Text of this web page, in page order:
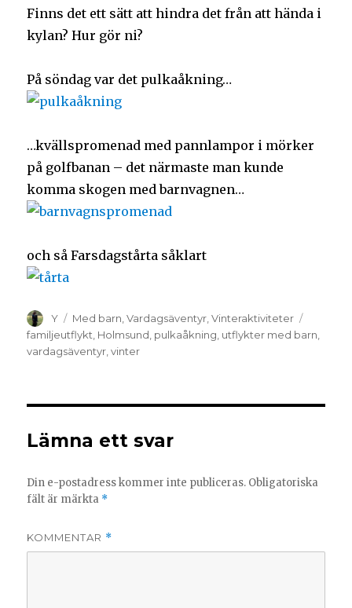
Finns det ett sätt att hindra det från att hända i
kylan? Hur gör ni?
På söndag var det pulkaåkning…
…kvällspromenad med pannlampor i mörker
på golfbanan – det närmaste man kunde
komma skogen med barnvagnen…
och så Farsdagstårta såklart
Y Med barn ,Vardagsäventyr ,Vinteraktiviteter
familjeutflykt Holmsund pulkaåkning utflykter med barn
vardagsäventyr ,vinter
Lämna ett svar
Din e-postadress kommer inte publiceras. Obligatoriska
fält är märkta *
KOMMENTAR *